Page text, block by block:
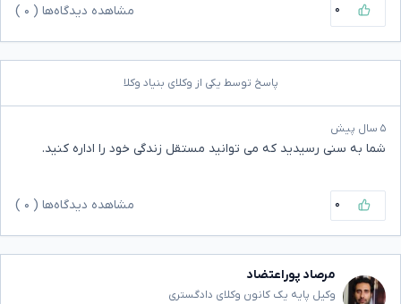
۰ مشاهده دیدگاه‌ها ( ۰
پاسخ توسط یکی از وکلای بنیاد وکلا
۵ سال پیش
شما به سنی رسیدید که می توانید مستقل زندگی خود را اداره کنید.
۰ مشاهده دیدگاه‌ها ( ۰
مرصاد پوراعتضاد
وکیل پایه یک کانون وکلای دادگستری